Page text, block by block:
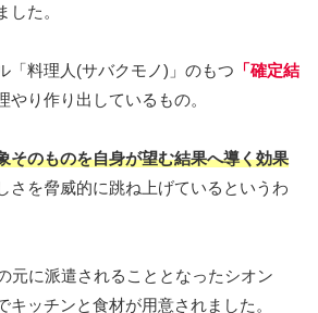
した。
「料理人(サバクモノ)」のもつ 「確定結
やり作り出しているもの。
そのものを自身が望む結果へ導く効果
さを脅威的に跳ね上げているというわ
元に派遣されることとなったシオン
キッチンと食材が用意されました。